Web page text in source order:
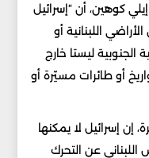
كوهين، أن “إسرائيل
اللبنانية أو
الجنوبية ليستا خارج
أو طائرات مسيّرة أو
إن إسرائيل لا يمكنها
عن التحرك